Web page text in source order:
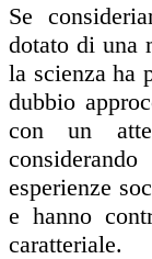
Se
dotato di una
la scienza ha
dubbio
con un
esperienze
e hanno
caratteriale.